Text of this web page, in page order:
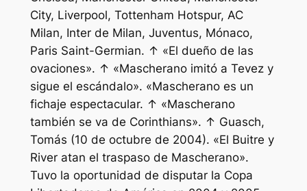
City, Liverpool, Tottenham Hotspur, AC
Milan, Inter de Milan, Juventus, Mónaco,
Paris Saint-Germian. ↑ «El dueño de las
ovaciones». ↑ «Mascherano imitó a Tevez y
sigue el escándalo». «Mascherano es un
fichaje espectacular. ↑ «Mascherano
también se va de Corinthians». ↑ Guasch,
Tomás (10 de octubre de 2004). «El Buitre y
River atan el traspaso de Mascherano».
Tuvo la oportunidad de disputar la Copa